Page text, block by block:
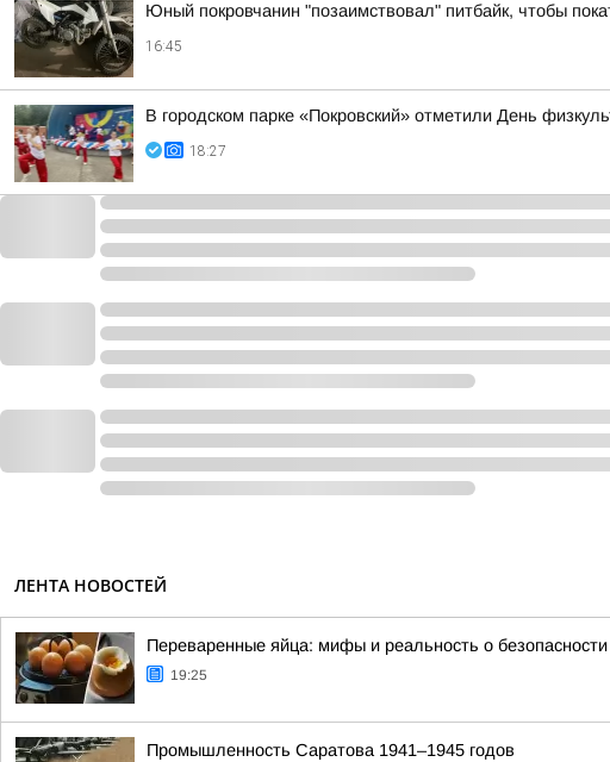
Юный покровчанин "позаимствовал" питбайк, чтобы
16:45
В городском парке «Покровский» отметили День
18:27
ЛЕНТА НОВОСТЕЙ
Переваренные яйца: мифы и реальность о безопасности
19:25
Промышленность Саратова 1941–1945 годов